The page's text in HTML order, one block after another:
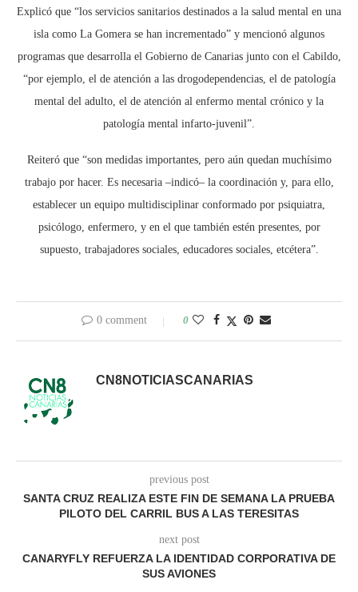
Explicó que “los servicios sanitarios destinados a la salud mental en una
isla como La Gomera se han incrementado” y mencionó algunos
programas que desarrolla el Gobierno de Canarias junto con el Cabildo,
“por ejemplo, el de atención a las drogodependencias, el de patología
mental del adulto, el de atención al enfermo mental crónico y la
patología mental infarto-juvenil”.
Reiteró que “son medidas importantes, pero aún quedan muchísimo
trabajo por hacer. Es necesaria –indicó– la coordinación y, para ello,
establecer un equipo multidisciplinar conformado por psiquiatra,
psicólogo, enfermero, y en el que también estén presentes, por
supuesto, trabajadores sociales, educadores sociales, etcétera”.
0 comment 0
CN8NOTICIASCANARIAS
previous post
SANTA CRUZ REALIZA ESTE FIN DE SEMANA LA PRUEBA
PILOTO DEL CARRIL BUS A LAS TERESITAS
next post
CANARYFLY REFUERZA LA IDENTIDAD CORPORATIVA DE
SUS AVIONES